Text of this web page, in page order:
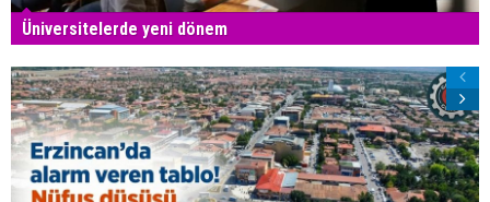
Üniversitelerde yeni dönem